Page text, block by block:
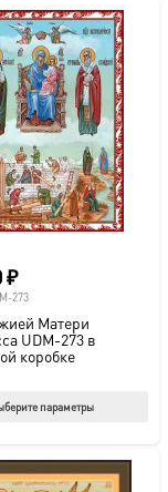
₽
273
Матери
UDM-273 в
коробке
параметры